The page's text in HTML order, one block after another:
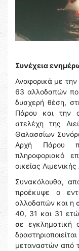
Συνέχεια
Αναφορικά με την
63 αλλοδαπών
δυσχερή θέση,
Πάρου και την
στελέχη της
Θαλασσίων
Αρχή Πάρου
πληροφοριακό
οικείας
Συνακόλουθα,
προέκυψε ο
αλλοδαπών και η
40, 31 και 31
σε εγκληματική
μεταναστών από